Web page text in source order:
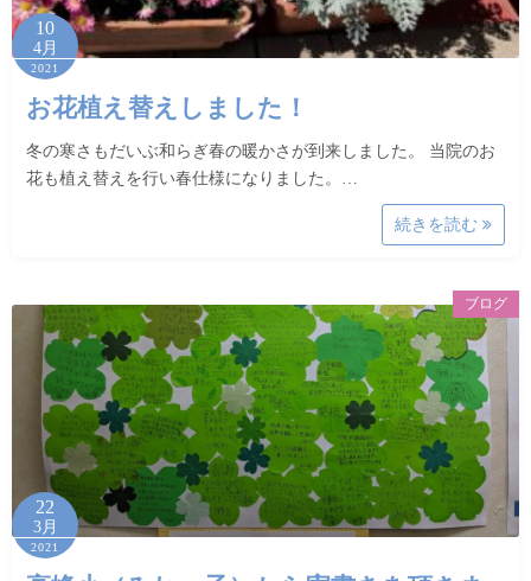
10
4月
2021
お花植え替えしました！
冬の寒さもだいぶ和らぎ春の暖かさが到来しました。 当院のお
花も植え替えを行い春仕様になりました。…
続きを読む
ブログ
22
3月
2021